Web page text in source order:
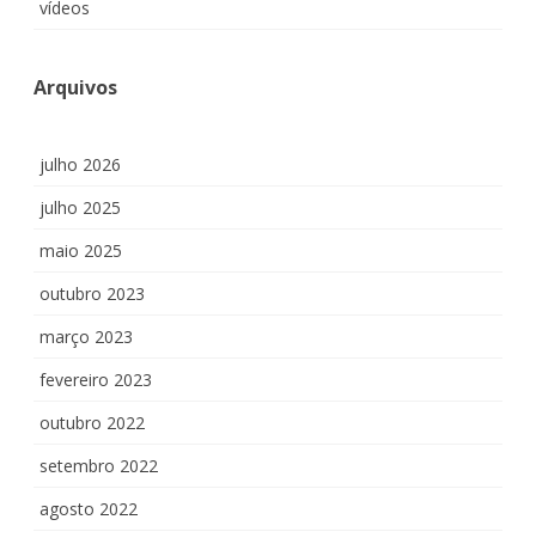
vídeos
Arquivos
julho 2026
julho 2025
maio 2025
outubro 2023
março 2023
fevereiro 2023
outubro 2022
setembro 2022
agosto 2022